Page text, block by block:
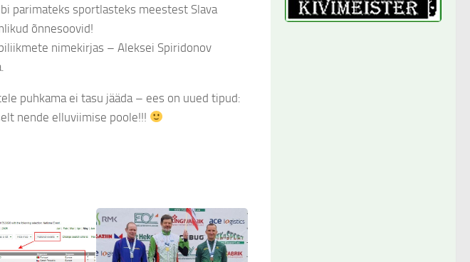
parimateks sportlasteks meestest Slava
õnnesoovid!
nimekirjas – Aleksei Spiridonov
puhkama ei tasu jääda – ees on uued tipud:
nende elluviimise poole!!!